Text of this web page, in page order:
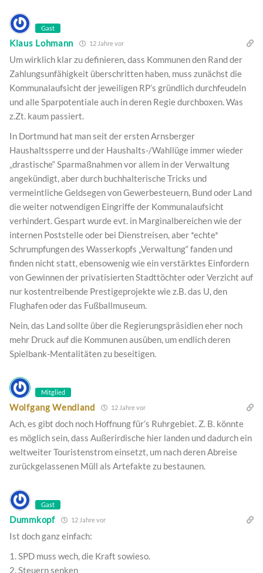
Gast
Klaus Lohmann 12 Jahre vor
Um wirklich klar zu definieren, dass Kommunen den Rand der
Zahlungsunfähigkeit überschritten haben, muss zunächst die
Kommunalaufsicht der jeweiligen RP’s gründlich durchfeudeln
und alle Sparpotentiale auch in deren Regie durchboxen. Was
z.Zt. kaum passiert.
In Dortmund hat man seit der ersten Arnsberger
Haushaltssperre und der Haushalts-/Wahllüge immer wieder
„drastische“ Sparmaßnahmen vor allem in der Verwaltung
angekündigt, aber durch buchhalterische Tricks und
vermeintliche Geldsegen von Gewerbesteuern, Bund oder Land
die weiter notwendigen Eingriffe der Kommunalaufsicht
verhindert. Gespart wurde evt. in Marginalbereichen wie der
internen Poststelle oder bei Dienstreisen, aber *echte*
Schrumpfungen des Wasserkopfs „Verwaltung“ fanden und
finden nicht statt, ebensowenig wie ein verstärktes Einfordern
von Gewinnen der privatisierten Stadttöchter oder Verzicht auf
nur kostentreibende Prestigeprojekte wie z.B. das U, den
Flughafen oder das Fußballmuseum.
Nein, das Land sollte über die Regierungspräsidien eher noch
mehr Druck auf die Kommunen ausüben, um endlich deren
Spielbank-Mentalitäten zu beseitigen.
Mitglied
Wolfgang Wendland 12 Jahre vor
Ach, es gibt doch noch Hoffnung für’s Ruhrgebiet. Z. B. könnte
es möglich sein, dass Außerirdische hier landen und dadurch ein
weltweiter Touristenstrom einsetzt, um nach deren Abreise
zurückgelassenen Müll als Artefakte zu bestaunen.
Gast
Dummkopf 12 Jahre vor
Ist doch ganz einfach:
1. SPD muss wech, die Kraft sowieso.
2. Steuern senken